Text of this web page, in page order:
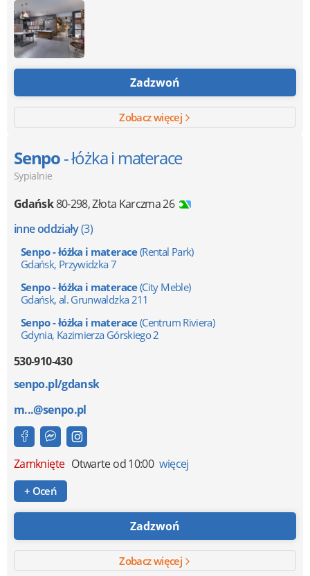
Zadzwoń
Zobacz więcej
Senpo- łóżka i materace
Sypialnie
Gdańsk80-298,Złota Karczma 26
inne oddziały(3)
Senpo - łóżka i materace(Rental Park)
Gdańsk, Przywidzka 7
Senpo - łóżka i materace(City Meble)
Gdańsk, al. Grunwaldzka 211
Senpo - łóżka i materace(Centrum Riviera)
Gdynia, Kazimierza Górskiego 2
530-910-430
senpo.pl/gdansk
m...@senpo.pl
Zamknięte Otwarte od 10:00 więcej
+ Oceń
Zadzwoń
Zobacz więcej